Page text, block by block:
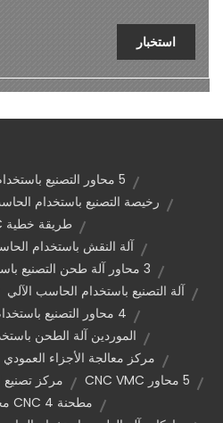
استخبار
5 محاور التصنيع باستخدام الحاسب الآلي
رخيصة التصنيع باستخدام
طريقة خطية VMC
آلة النقش باستخدام
3 محاور آلة طحن التصنيع باستخدام الحاسب الآلي
آلة التصنيع باستخدام الحاسب الآلي
4 محاور التصنيع باستخدام الحاسب الآلي
الموردين آلة الطحن
مركز معالجة الأجزاء العمودي
5 محاور CNC VMC
مركز تصنيع
مطحنة CNC 4 محاور للبيع